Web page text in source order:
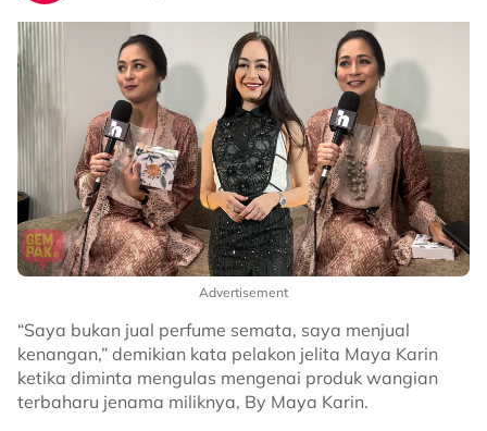
Advertisement
“Saya bukan jual perfume semata, saya menjual
kenangan,” demikian kata pelakon jelita Maya Karin
ketika diminta mengulas mengenai produk wangian
terbaharu jenama miliknya, By Maya Karin.